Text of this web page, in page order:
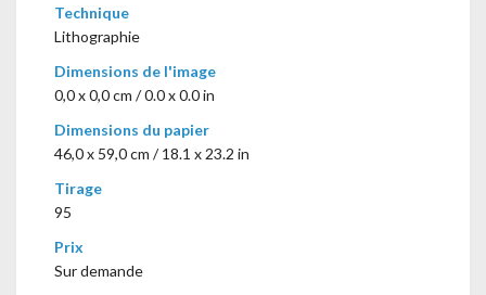
Technique
Lithographie
Dimensions de l'image
0,0 x 0,0 cm / 0.0 x 0.0 in
Dimensions du papier
46,0 x 59,0 cm / 18.1 x 23.2 in
Tirage
95
Prix
Sur demande